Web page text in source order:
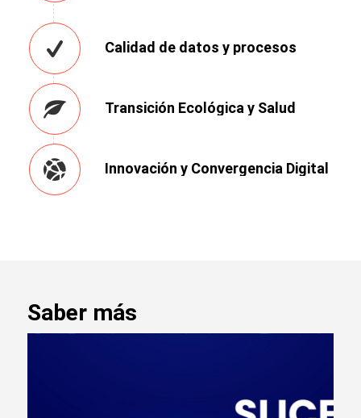
Calidad de datos y procesos
Transición Ecológica y Salud
Innovación y Convergencia Digital
Saber más